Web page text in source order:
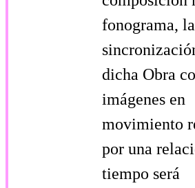
fonograma, la
dicha Obra
imágenes en
movimiento
por una
tiempo será